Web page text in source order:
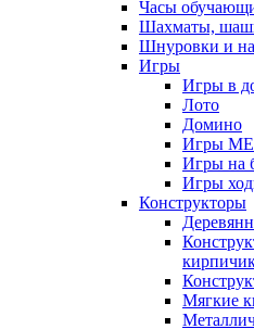
Часы
Шахматы,
Шнуровки и
Игры
Игры в
Лото
Домино
Игры
Игры на
Игры
Конструкторы
Мягкие